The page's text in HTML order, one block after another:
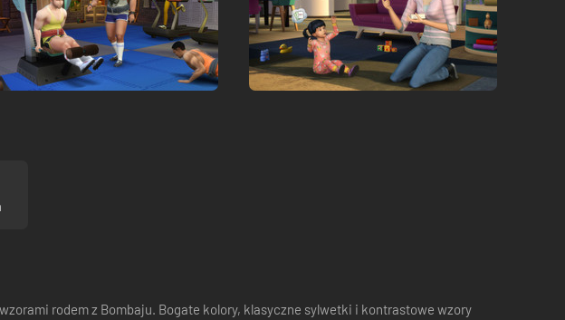
rodem z Bombaju. Bogate kolory, klasyczne sylwetki i kontrastowe wzory